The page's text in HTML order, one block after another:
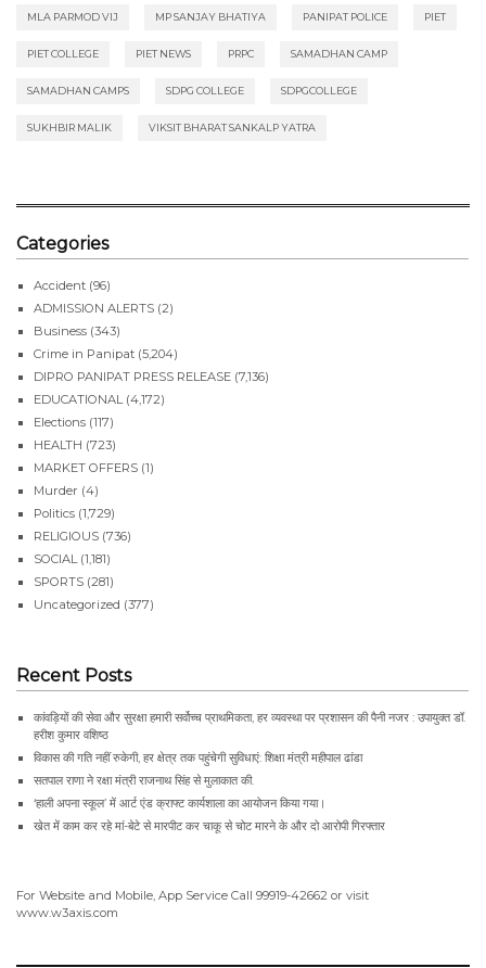
MLA PARMOD VIJ MP SANJAY BHATIYA PANIPAT POLICE PIET
PIET COLLEGE PIET NEWS PRPC SAMADHAN CAMP
SAMADHAN CAMPS SDPG COLLEGE SDPGCOLLEGE
SUKHBIR MALIK VIKSIT BHARAT SANKALP YATRA
Categories
Accident (96)
ADMISSION ALERTS (2)
Business (343)
Crime in Panipat (5,204)
DIPRO PANIPAT PRESS RELEASE (7,136)
EDUCATIONAL (4,172)
Elections (117)
HEALTH (723)
MARKET OFFERS (1)
Murder (4)
Politics (1,729)
RELIGIOUS (736)
SOCIAL (1,181)
SPORTS (281)
Uncategorized (377)
Recent Posts
कांवड़ियों की सेवा और सुरक्षा हमारी सर्वोच्च प्राथमिकता, हर व्यवस्था पर प्रशासन की पैनी नजर : उपायुक्त डॉ.
हरीश कुमार वशिष्ठ
विकास की गति नहीं रुकेगी, हर क्षेत्र तक पहुंचेगी सुविधाएं: शिक्षा मंत्री महीपाल ढांडा
सतपाल राणा ने रक्षा मंत्री राजनाथ सिंह से मुलाकात की.
‘हाली अपना स्कूल’ में आर्ट एंड क्राफ्ट कार्यशाला का आयोजन किया गया।
खेत में काम कर रहे मां-बेटे से मारपीट कर चाकू से चोट मारने के और दो आरोपी गिरफ्तार
For Website and Mobile, App Service Call 99919-42662 or visit
www.w3axis.com